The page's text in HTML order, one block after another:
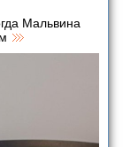
Мальвина